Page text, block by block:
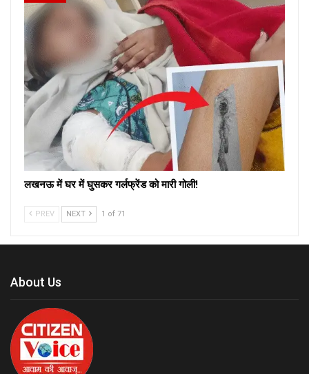
लखनऊ में घर में घुसकर गर्लफ्रेंड को मारी गोली!
PREV NEXT 1 of 71
About Us